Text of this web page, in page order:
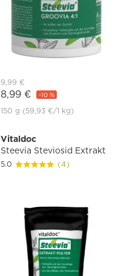
9,99 €
8,99 € -10 %
150 g (59,93 €/1 kg)
Vitaldoc
Steevia Steviosid Extrakt
5.0 (4)